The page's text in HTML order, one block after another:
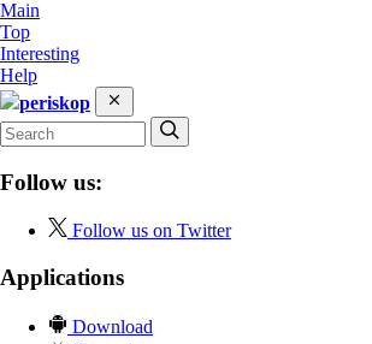
Main
Top
Interesting
Help
periskop
Follow us:
Follow us on Twitter
Applications
Download